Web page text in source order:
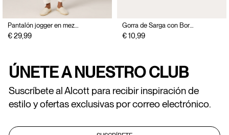
€ 29,99
Gorra de Sarga con Bordado
€ 10,99
ÚNETE A NUESTRO CLUB
Suscríbete al Alcott para recibir inspiración de
estilo y ofertas exclusivas por correo electrónico.